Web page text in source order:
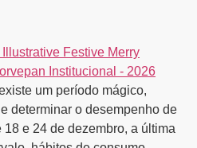
um período mágico,
determinar o desempenho de
e 24 de dezembro, a última